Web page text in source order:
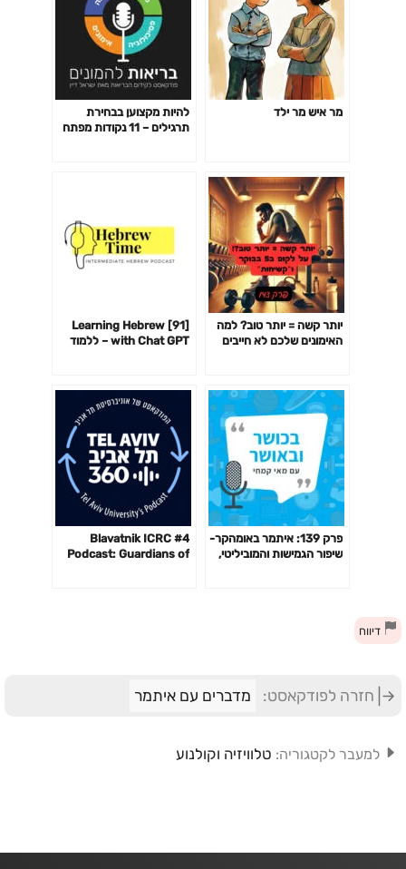
מר איש מר ילד
להיות מקצוען בבחירת
תרגילים – 11 נקודות מפתח
יותר קשה = יותר טוב? למה
האימונים שלכם לא חייבים
[91] Learning Hebrew
with Chat GPT – ללמוד
פרק 139: איתמר באומהקר-
שיפור הגמישות והמוביליטי,
#4 Blavatnik ICRC
Podcast: Guardians of
דיווח
חזרה לפודקאסט: מדברים עם איתמר
למעבר לקטגוריה: טלוויזיה וקולנוע